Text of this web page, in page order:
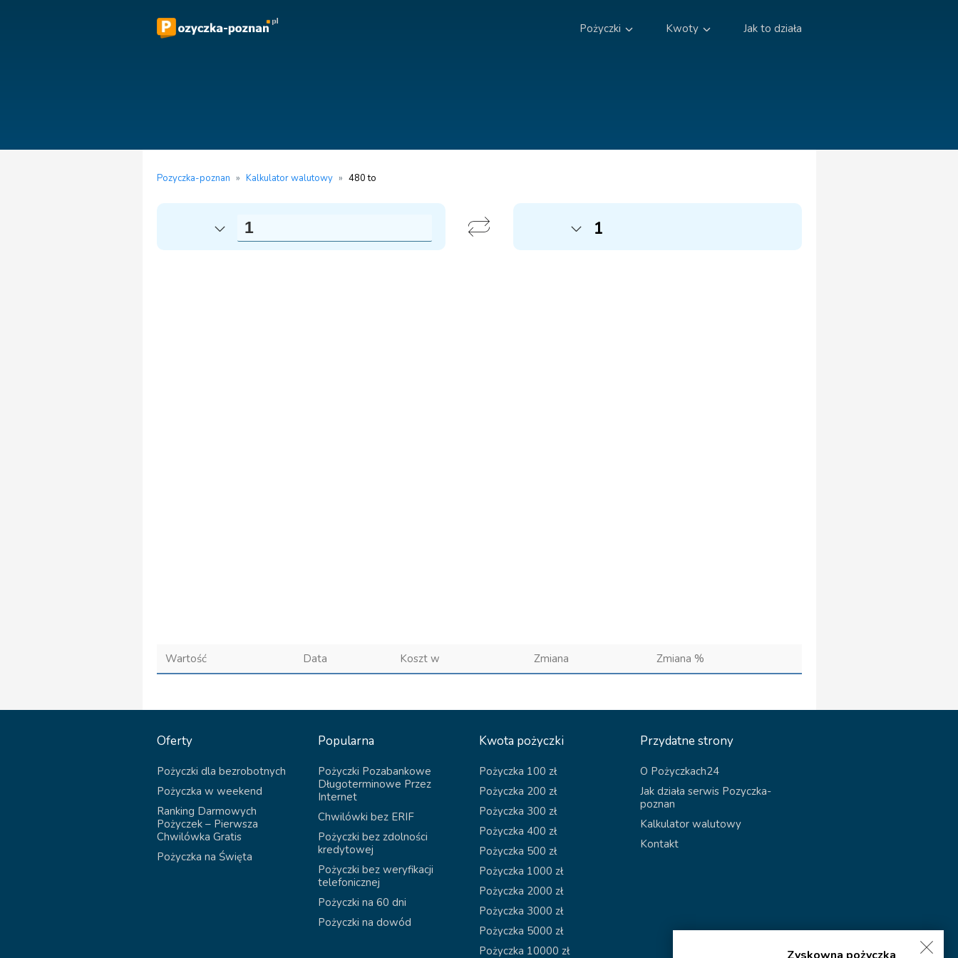
Pożyczki Kwoty Jak to działa
Pozyczka-poznan » Kalkulator walutowy » 480 to
1
Wartość Data Koszt w Zmiana Zmiana %
Oferty
Pożyczki dla bezrobotnych
Pożyczka w weekend
Ranking Darmowych
Pożyczek – Pierwsza
Chwilówka Gratis
Pożyczka na Święta
Popularna
Pożyczki Pozabankowe
Długoterminowe Przez
Internet
Chwilówki bez ERIF
Pożyczki bez zdolności
kredytowej
Pożyczki bez weryfikacji
telefonicznej
Pożyczki na 60 dni
Pożyczki na dowód
Kwota pożyczki
Pożyczka 100 zł
Pożyczka 200 zł
Pożyczka 300 zł
Pożyczka 400 zł
Pożyczka 500 zł
Pożyczka 1000 zł
Pożyczka 2000 zł
Pożyczka 3000 zł
Pożyczka 5000 zł
Pożyczka 10000 zł
Przydatne strony
O Pożyczkach24
Jak działa serwis Pozyczka-
poznan
Kalkulator walutowy
Kontakt